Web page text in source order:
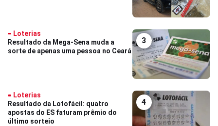
3
Loterias
Resultado da Mega-Sena muda a
sorte de apenas uma pessoa no Ceará
4
Loterias
Resultado da Lotofácil: quatro
apostas do ES faturam prêmio do
último sorteio